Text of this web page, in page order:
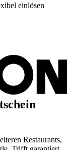
einlösen
Restaurants,